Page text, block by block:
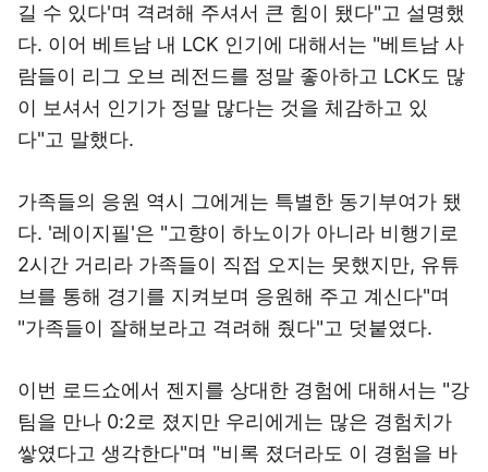
길 수 있다'며 격려해 주셔서 큰 힘이 됐다"고 설명했
다. 이어 베트남 내 LCK 인기에 대해서는 "베트남 사
람들이 리그 오브 레전드를 정말 좋아하고 LCK도 많
이 보셔서 인기가 정말 많다는 것을 체감하고 있
다"고 말했다.
가족들의 응원 역시 그에게는 특별한 동기부여가 됐
다. '레이지필'은 "고향이 하노이가 아니라 비행기로
2시간 거리라 가족들이 직접 오지는 못했지만, 유튜
브를 통해 경기를 지켜보며 응원해 주고 계신다"며
"가족들이 잘해보라고 격려해 줬다"고 덧붙였다.
이번 로드쇼에서 젠지를 상대한 경험에 대해서는 "강
팀을 만나 0:2로 졌지만 우리에게는 많은 경험치가
쌓였다고 생각한다"며 "비록 졌더라도 이 경험을 바